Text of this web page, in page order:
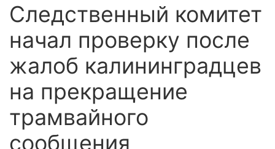
Следственный комитет
начал проверку после
жалоб калининградцев
на прекращение
трамвайного
сообщения